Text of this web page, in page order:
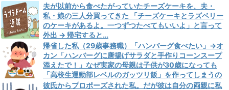
夫が以前から食べたがっていたチーズケーキを、夫・
私・娘の三人分買ってきた 「チーズケーキとラズベリー
のケーキがあるよ。一つずつたべてもいいよ」と言って
外出 → 帰宅すると…
帰省した私（29歳事務職）「ハンバーグ食べたい」→オ
カン「ハンバーグに唐揚げサラダと手作りコーンスープ
添えたで！」なぜ実家の母親は子供が30歳になっても
「高校生運動部レベルのガッツリ飯」を作ってしまうの
か？
彼氏からプロポーズされた私。だが彼は自分の両親に私